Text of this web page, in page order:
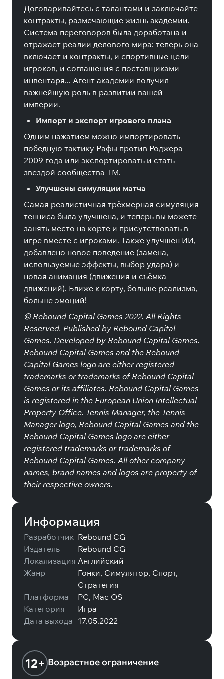
Договаривайтесь с талантами и заключайте
контракты, размечающие жизнь академии.
Система переговоров была доработана и
отражает реалии делового мира: теперь она
включает и контракты, и спортивные цели
игроков, и соглашения с поставщиками
инвентаря... Агент академии получил
важнейшую роль в развитии вашей
империи.
Импорт и экспорт игрового плана
Одним нажатием можно импортировать
победную тактику Рафы против Роджера
2009 года или экспортировать и стать
звездой сообщества TM.
Улучшены симуляции матча
Самая реалистичная трёхмерная симуляция
тенниса была улучшена, и теперь вы можете
занять место на корте и присутствовать в
игре вместе с игроками. Также улучшен ИИ,
добавлено новое поведение (замена,
используемые эффекты, выбор удара) и
новая анимация (движения и съёмка
движений). Ближе к корту, больше реализма,
больше эмоций!
© Rebound Capital Games 2022. All Rights
Reserved. Published by Rebound Capital
Games. Developed by Rebound Capital Games.
Rebound Capital Games and the Rebound
Capital Games logo are either registered
trademarks or trademarks of Rebound Capital
Games or its affiliates. Rebound Capital Games
is registered in the European Union Intellectual
Property Office. Tennis Manager, the Tennis
Manager logo, Rebound Capital Games and the
Rebound Capital Games logo are either
registered trademarks or trademarks of
Rebound Capital Games. All other company
names, brand names and logos are property of
their respective owners.
Информация
Разработчик Rebound CG
Издатель
Rebound CG
Локализация Английский
Жанр
Гонки, Симулятор, Спорт,
Стратегия
Платформа
PC, Mac OS
Категория
Игра
Дата выхода 17.05.2022
12+ Возрастное ограничение